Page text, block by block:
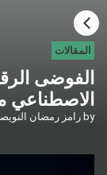
المقالات
الفوضى
الاصطناعي
by رامز رمضان
HOME
CATEGORIES